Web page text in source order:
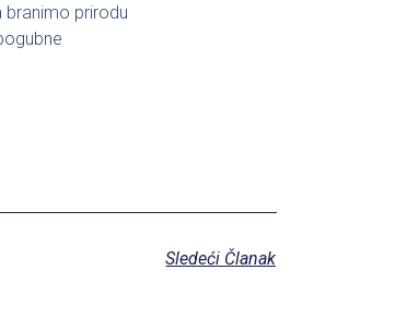
prirodu
Sledeći Članak